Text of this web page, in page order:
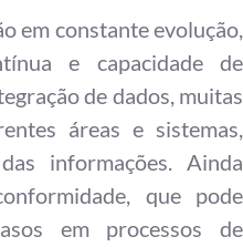
em constante evolução,
e capacidade de
de dados, muitas
áreas e sistemas,
informações. Ainda
que pode
em processos de